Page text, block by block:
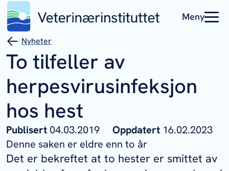
Meny
Nyheter
To tilfeller av
herpesvirusinfeksjon
hos hest
Publisert 04.03.2019 Oppdatert 16.02.2023
Denne saken er eldre enn to år
Det er bekreftet at to hester er smittet av